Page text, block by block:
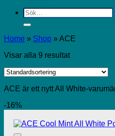
Sök
efter:
Home » Shop »ACE
Visar alla 9 resultat
ACE är ett nytt All White-
-16%